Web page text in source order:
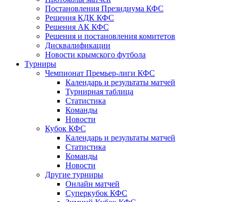
Постановления Президиума КФС
Решения КДК КФС
Решения АК КФС
Решения и постановления комитетов
Дисквалификации
Новости крымского футбола
Турниры
Чемпионат Премьер-лиги КФС
Календарь и результаты матчей
Турнирная таблица
Статистика
Команды
Новости
Кубок КФС
Календарь и результаты матчей
Статистика
Команды
Новости
Другие турниры
Онлайн матчей
Суперкубок КФС